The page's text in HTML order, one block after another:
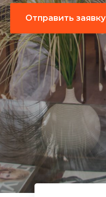
Отправить заявку